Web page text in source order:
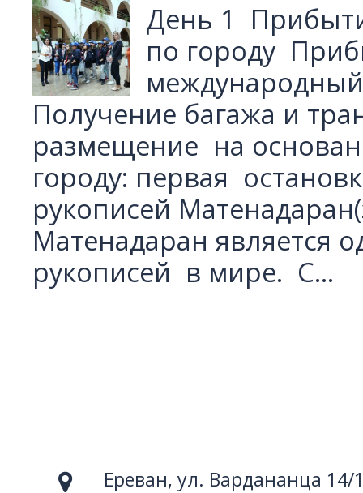
День 1
по городу
Получение багажа и
размещение на
городу: первая
рукописей
Матенадаран является
рукописей в мире. С...
Ереван, ул. Вардананца 14/